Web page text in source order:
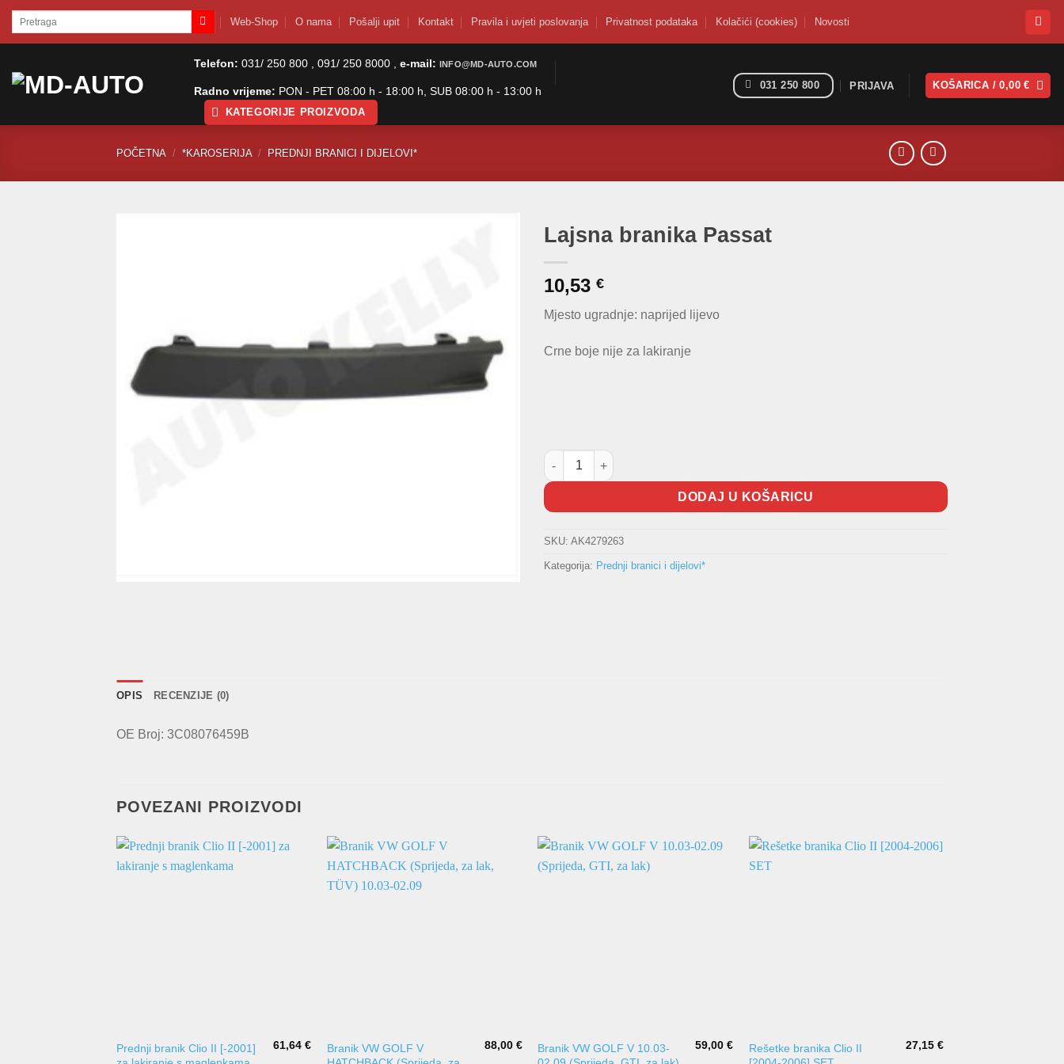
SkipPretraži: Web-Shop O nama Pošalji upit Kontakt Pravila i uvjeti poslovanja Privatnost podataka Kolačići (cookies) Novosti
Telefon: 031/ 250 800 , 091/ 250 8000 , e-mail: INFO@MD-AUTO.COM
Radno vrijeme: PON - PET 08:00 h - 18:00 h, SUB 08:00 h - 13:00 h
KATEGORIJE PROIZVODA
031 250 800 PRIJAVA KOŠARICA /0,00€
POČETNA / *KAROSERIJA / PREDNJI BRANICI I DIJELOVI*
Lajsna branika Passat
10,53 €
Mjesto ugradnje: naprijed lijevo
Crne boje nije za lakiranje
Lajsna branika Passat količina
DODAJ U KOŠARICU
SKU: AK4279263
Kategorija: Prednji branici i dijelovi*
OPIS RECENZIJE (0)
OE Broj: 3C08076459B
POVEZANI PROIZVODI
Prednji branik Clio II [-2001]
61,64€
Branik VW GOLF V
88,00 €
Branik VW GOLF V 10.03-
59,00 €
Rešetke branika Clio II
27,15€